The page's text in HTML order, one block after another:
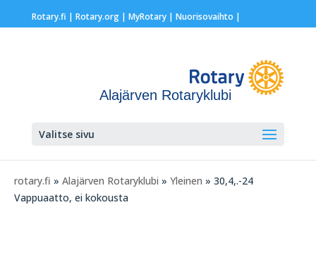
Rotary.fi | Rotary.org| MyRotary | Nuorisovaihto |
Alajärven Rotaryklubi
Valitse sivu
rotary.fi » Alajärven Rotaryklubi » Yleinen » 30,4,.-24
Vappuaatto, ei kokousta